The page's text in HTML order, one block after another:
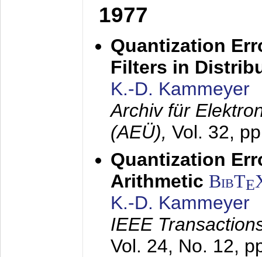
1977
Quantization
Filters in
K.-D. Kammeyer
Archiv für
(AEÜ), Vol. 32,
Quantization
Arithmetic BibTE
K.-D. Kammeyer
IEEE
Vol. 24, No. 12,